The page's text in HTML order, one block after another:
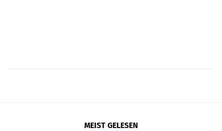
MEIST GELESEN